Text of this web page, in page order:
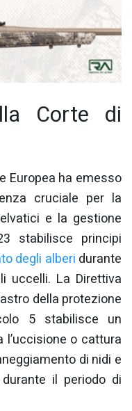
Corte di
Europea ha emesso
cruciale per la
e la gestione
stabilisce principi
degli alberi durante
uccelli. La Direttiva
della protezione
5 stabilisce un
o cattura
di nidi e
il periodo di